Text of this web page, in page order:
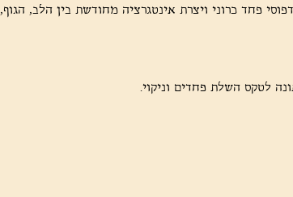
פחד כרוני ויצרת אינטגרציה מחודשת בין הלב, הגוף,
לטקס השלת פחדים וניקוי.